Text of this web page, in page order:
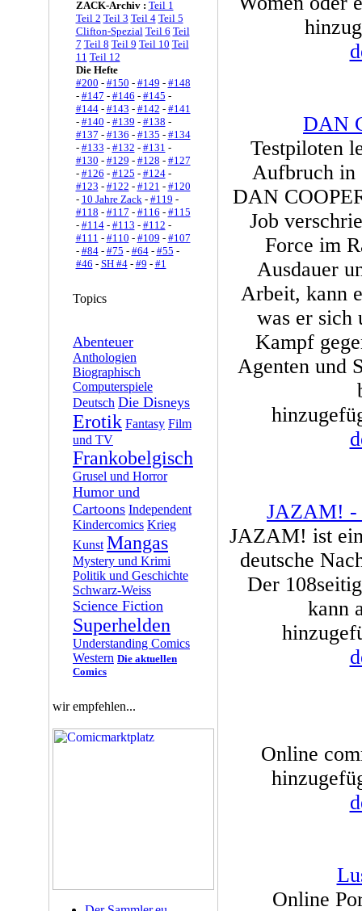
ZACK-Archiv : Teil 1
Teil 2 Teil 3 Teil 4 Teil 5
Clifton-Spezial Teil 6 Teil
7 Teil 8 Teil 9 Teil 10 Teil
11 Teil 12
Die Hefte
#200 - #150 - #149 - #148
- #147 - #146 - #145 -
#144- #143 - #142 - #141
- #140 - #139 - #138 -
#137 - #136 - #135 - #134
- #133 - #132 - #131 -
#130 - #129 - #128 - #127
- #126 - #125 - #124-
#123 - #122 - #121 - #120
- 10 Jahre Zack- #119 -
#118 - #117 - #116 - #115
- #114- #113 - #112 -
#111 - #110 - #109 - #107
- #84- #75 - #64- #55 -
#46 - SH #4- #9 - #1
Topics
Abenteuer
Anthologien
Biographisch
Computerspiele
Deutsch Die Disneys
Erotik Fantasy Film
und TV
Frankobelgisch
Grusel und Horror
Humor und
Cartoons Independent
Kindercomics Krieg
Kunst Mangas
Mystery und Krimi
Politik und Geschichte
Schwarz-Weiss
Science Fiction
Superhelden
Understanding Comics
Western Die aktuellen
Comics
wir empfehlen...
DAN
Testpiloten
Aufbruch in
DAN
Job
Force im
Ausdauer
Arbeit, kann
was er sich
Kampf
Agenten und
JAZAM! -
JAZAM! ist
deutsche
Der
kann
Online
Online